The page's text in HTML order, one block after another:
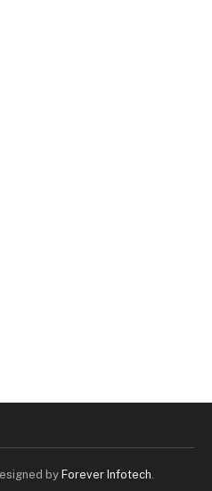
by Forever Infotech.